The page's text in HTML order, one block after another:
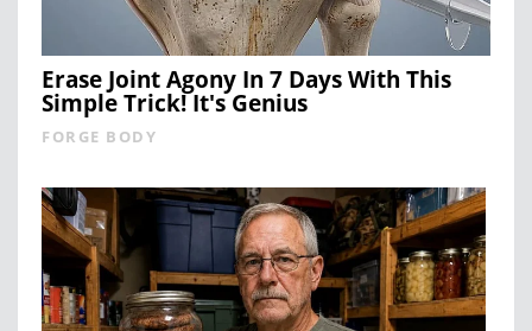
Erase Joint Agony In 7 Days With This
Simple Trick! It's Genius
FORGE BODY